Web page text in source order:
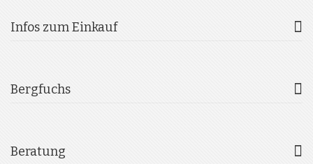
Infos zum Einkauf
Bergfuchs
Beratung